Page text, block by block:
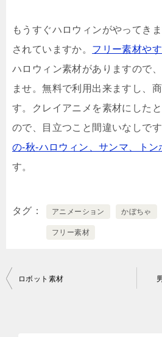
もうすぐハロウィンがやってき
されていますか。 フリー素材や
ハロウィン素材がありますので
ませ。無料で利用出来ますし、
す。クレイアニメを素材にした
ので、目立つこと間違いなしで
の-秋-ハロウィン、サンマ、トン
す。
タグ アニメーション かぼちゃ
フリー素材
投
ロボット素材